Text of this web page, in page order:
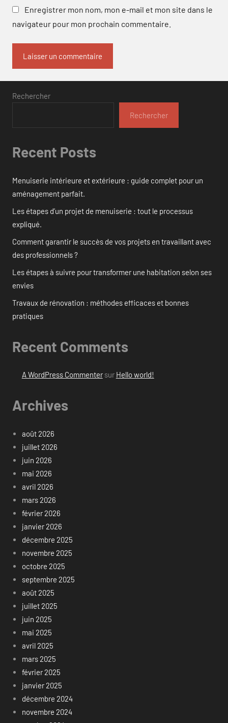
Enregistrer mon nom, mon e-mail et mon site dans le
navigateur pour mon prochain commentaire.
Rechercher
Rechercher
Recent Posts
Menuiserie intérieure et extérieure : guide complet pour un
aménagement parfait.
Les étapes d’un projet de menuiserie : tout le processus
expliqué.
Comment garantir le succès de vos projets en travaillant avec
des professionnels ?
Les étapes à suivre pour transformer une habitation selon ses
envies
Travaux de rénovation : méthodes efficaces et bonnes
pratiques
Recent Comments
A WordPress Commentersur Hello world!
Archives
août 2026
juillet 2026
juin 2026
mai 2026
avril 2026
mars 2026
février 2026
janvier 2026
décembre 2025
novembre 2025
octobre 2025
septembre 2025
août 2025
juillet 2025
juin 2025
mai 2025
avril 2025
mars 2025
février 2025
janvier 2025
décembre 2024
novembre 2024